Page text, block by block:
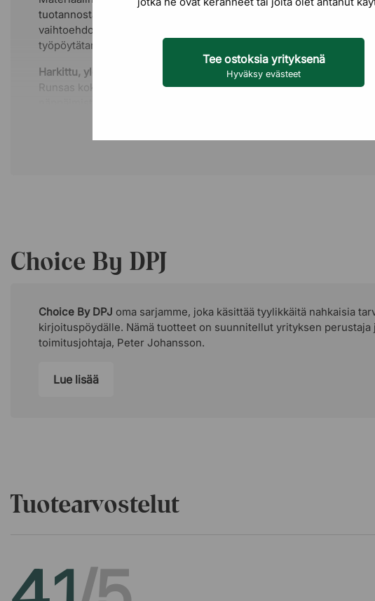
Tee ostoksia yrityksenä
Hyväksy evästeet
tuotannosta ylijääneestä nahasta. Tämä tekee Choice By DPJ:stä
vaihtoehdon sinulle, joka haluat yhdistää tyylin ja kestävämmän
työpöytätarvikkeissa.
Harkittu, ylellinen muotoilu
Runsas koko kehystää työpisteesi ja luo yhtenäisen pinnan sekä
Choice By DPJ
Choice By DPJ oma sarjamme, joka käsittää tyylikkäitä nahkaisia
kirjoituspöydälle. Nämä tuotteet on suunnitellut yrityksen perustaja
toimitusjohtaja, Peter Johansson.
Lue lisää
Tuotearvostelut